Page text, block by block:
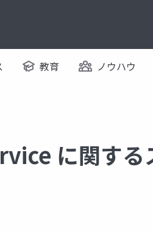
教育 ノウハウ
に関する